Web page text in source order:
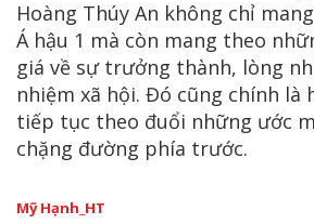
Hoàng Thúy An không chỉ
Á hậu 1 mà còn mang theo
giá về sự trưởng thành, lòng
nhiệm xã hội. Đó cũng chính là
tiếp tục theo đuổi những ước
chặng đường phía trước.
Mỹ Hạnh_HT